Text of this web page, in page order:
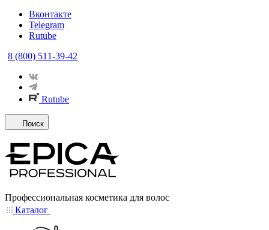
Вконтакте
Telegram
Rutube
8 (800) 511-39-42
Rutube
Поиск
Профессиональная косметика для волос
Каталог